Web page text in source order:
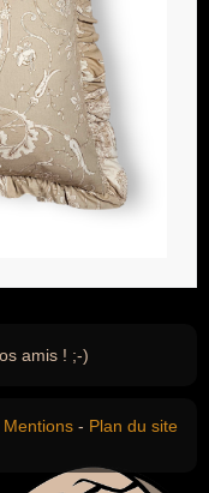
amis ! ;-)
Mentions - Plan du site